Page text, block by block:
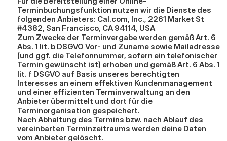
Terminbuchungsfunktion nutzen wir die Dienste des
folgenden Anbieters: Cal.com, Inc., 2261 Market St
#4382, San Francisco, CA 94114, USA
Zum Zwecke der Terminvergabe werden gemäß Art. 6
Abs. 1 lit. b DSGVO Vor- und Zuname sowie Mailadresse
(und ggf. die Telefonnummer, sofern ein telefonischer
Termin gewünscht ist) erhoben und gemäß Art. 6 Abs. 1
lit. f DSGVO auf Basis unseres berechtigten
Interesses an einem effektiven Kundenmanagement
und einer effizienten Terminverwaltung an den
Anbieter übermittelt und dort für die
Terminorganisation gespeichert.
Nach Abhaltung des Termins bzw. nach Ablauf des
vereinbarten Terminzeitraums werden deine Daten
vom Anbieter gelöscht.